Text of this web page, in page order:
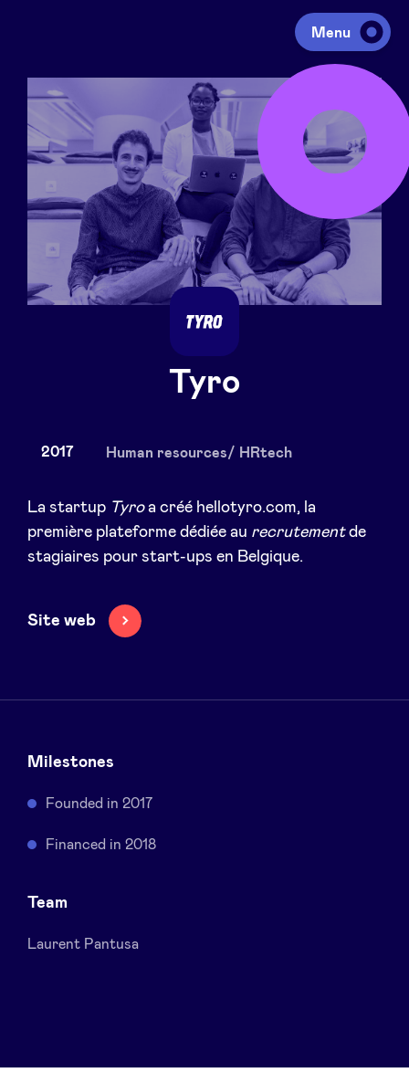
Menu
Investir
Lever des fonds
Portfolio
Agenda
À propos
Actualités
Avantages
BeAngels Academy
Sponsors
Privacy Policy
BeAngels x PMV
Tyro
2017 Human resources/ HRtech
La startup Tyroa créé hellotyro.com, la
première plateforme dédiée au recrutementde
stagiaires pour start-ups en Belgique.
Site web
Milestones
Founded in 2017
Financed in 2018
Team
Laurent Pantusa